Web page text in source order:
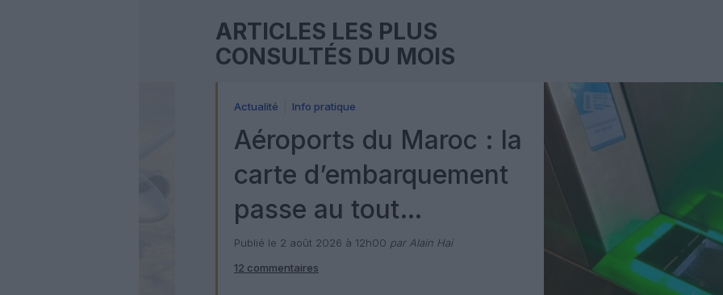
ARTICLES LES PLUS
CONSULTÉS DU MOIS
Actualité Info pratique
Aéroports du Maroc : la
carte d’embarquement
passe au tout
numérique avec Pax
Check
Publié le 2 août 2026 à 12h00 par Alain Hai
12 commentaires